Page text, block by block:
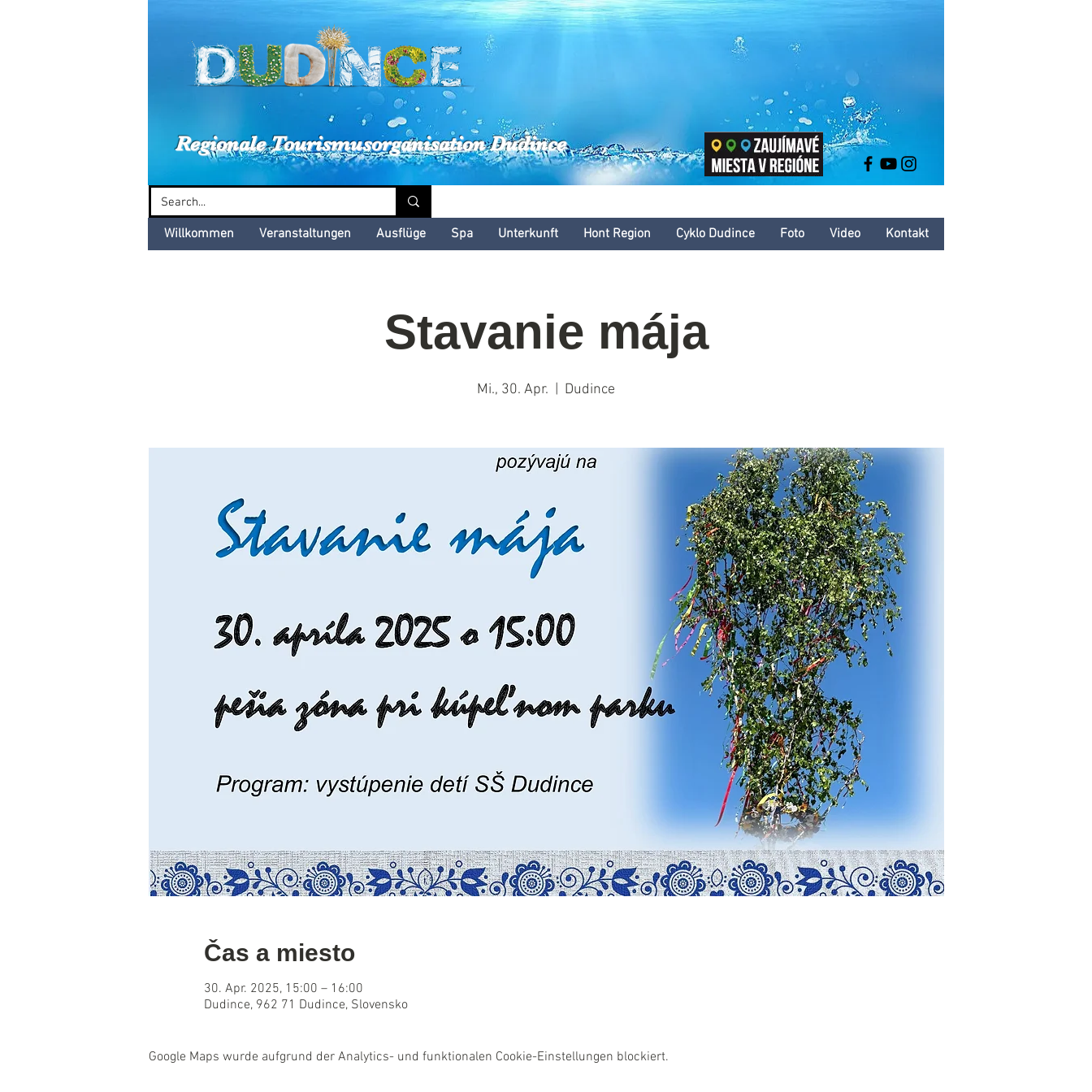
Dudinské kultúrne leto
Regionale Tourismusorganisation Dudince
Willkommen Veranstaltungen Ausflüge Spa Unterkunft Hont Region Cyklo Dudince Foto Video Kontakt
Stavanie mája
Mi., 30. Apr. Dudince
Čas a miesto
30. Apr. 2025, 15:00 – 16:00
Dudince, 962 71 Dudince, Slovensko
Google Maps wurde aufgrund der Analytics- und funktionalen Cookie-Einstellungen blockiert.